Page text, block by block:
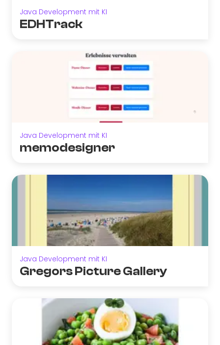
Java Development mit KI
EDHTrack
Java Development mit KI
memodesigner
Java Development mit KI
Gregors Picture Gallery